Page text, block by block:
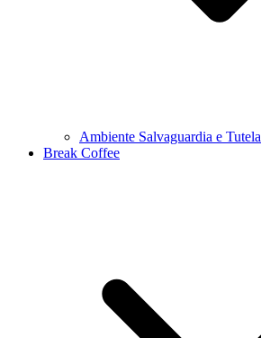
Ambiente Salvaguardia e Tutela
Break Coffee